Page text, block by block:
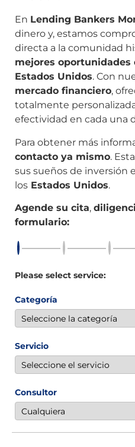
En Lending Bankers
dinero y, estamos
directa a la comunidad
mejores oportunidades
Estados Unidos. Con
mercado financiero,
totalmente
efectividad en cada una
Para obtener más
contacto ya mismo.
sus sueños de inversión
los Estados Unidos.
Agende su cita,
formulario:
Please select service:
Categoría
Servicio
Consultor